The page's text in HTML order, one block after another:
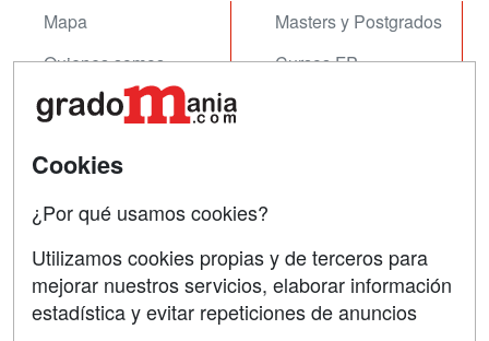
Mapa
Quienes somos
Tarifas publicidad
Masters y Postgrados
Cursos FP
Contactar
Confidencialidad
SÍGUENOS EN:
Cookies
¿Por qué usamos cookies?
Utilizamos cookies propias y de terceros para
mejorar nuestros servicios, elaborar información
estadística y evitar repeticiones de anuncios